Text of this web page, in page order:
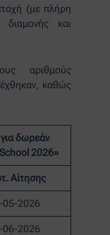
(με πλήρη
και
αριθμούς
καθώς
για δωρεάν
2026»
Αίτησης
2026
2026